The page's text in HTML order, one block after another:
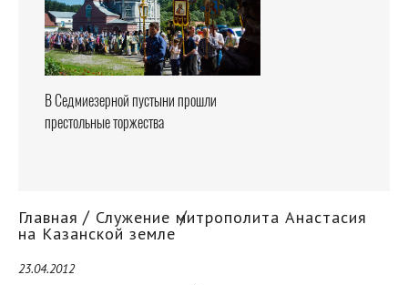
В Седмиезерной пустыни прошли
престольные торжества
Главная Служение митрополита Анастасия
на Казанской земле
23.04.2012